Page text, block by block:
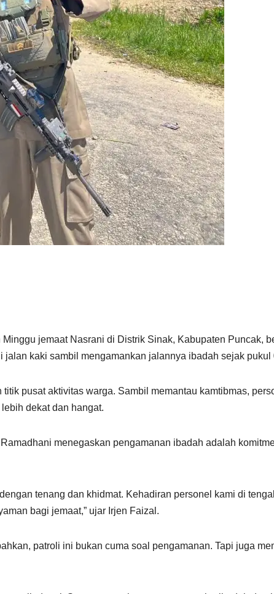
Minggu jemaat Nasrani di Distrik Sinak, Kabupaten Puncak,
kaki sambil mengamankan jalannya ibadah sejak pukul
pusat aktivitas warga. Sambil memantau kamtibmas,
dekat dan hangat.
menegaskan pengamanan ibadah adalah
tenang dan khidmat. Kehadiran personel kami di
bagi jemaat,” ujar Irjen Faizal.
patroli ini bukan cuma soal pengamanan. Tapi juga